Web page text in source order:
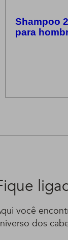
Shampoo
para
você
dos